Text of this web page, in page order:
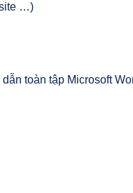
…)
toàn tập Microsoft